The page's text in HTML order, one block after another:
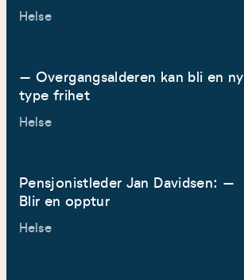
Helse
– Overgangsalderen kan bli en ny
type frihet
Helse
Pensjonistleder Jan Davidsen: –
Blir en opptur
Helse